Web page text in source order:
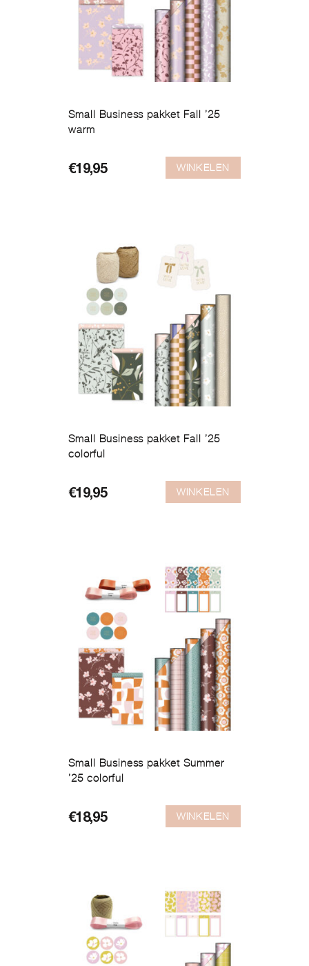
Small Business pakket Fall ’25
warm
€19,95 WINKELEN
Small Business pakket Fall ’25
colorful
€19,95 WINKELEN
Small Business pakket Summer
’25 colorful
€18,95 WINKELEN